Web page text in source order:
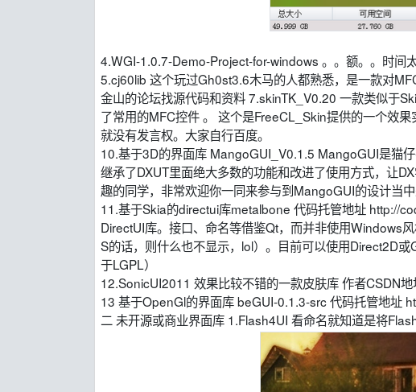
4.WGI-1.0.7-Demo-Project-for-windows 。。额。。时间
5.cj60lib 这个玩过Gh0st3.6木马的人都熟悉，是一款对
金山的论坛找源代码和资料 7.skinTK_V0.20 一款类似于
了常用的MFC控件 。 这个是FreeCL_Skin提供的一个效
就没有发言权。大家自行百度。
10.基于3D的界面库 MangoGUI_V0.1.5 MangoGUI是猫
继承了DXUT里面绝大多数的功能和改进了使用方式，让
趣的同学，非常欢迎你一同来参与到MangoGUI的设计当
11.基于Skia的directui库metalbone 代码托管地址 http://
DirectUI库。接口、命名等借鉴Qt，而并非使用Windows
S的话，则什么也不显示，lol）。目前可以使用Direct2D
于LGPL）
12.SonicUI2011 效果比较不错的一款皮肤库 作者CSDN
13 基于OpenGl的界面库 beGUI-0.1.3-src 代码托管地址
二 未开源或商业界面库 1.Flash4UI 看命名就知道是将